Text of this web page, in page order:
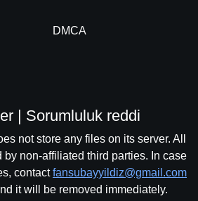
DMCA
| Sorumluluk reddi
not store any files on its server. All
by non-affiliated third parties. In case
contactfansubayyildiz@gmail.com
it will be removed immediately.